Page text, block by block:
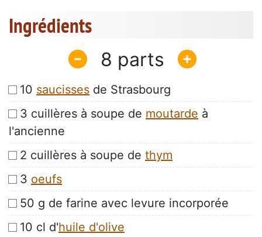
Ingrédients
8
10 saucisses de Strasbourg
3 cuillères à soupe de moutarde à
l'ancienne
2 cuillères à soupe de thym
3 oeufs
50 g de farine avec levure incorporée
10 cl d'huile d'olive